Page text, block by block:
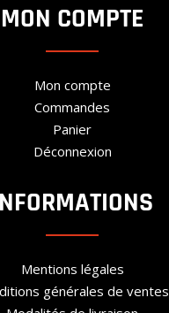
MON COMPTE
Mon compte
Commandes
Panier
Déconnexion
Mentions légales
générales de ventes